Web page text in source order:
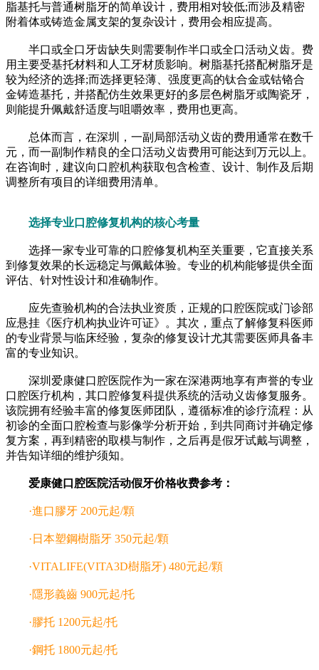
脂基托与普通树脂牙的简单设计，费用相对较低;而涉及精密
附着体或铸造金属支架的复杂设计，费用会相应提高。
半口或全口牙齿缺失则需要制作半口或全口活动义齿。费
用主要受基托材料和人工牙材质影响。树脂基托搭配树脂牙是
较为经济的选择;而选择更轻薄、强度更高的钛合金或钴铬合
金铸造基托，并搭配仿生效果更好的多层色树脂牙或陶瓷牙，
则能提升佩戴舒适度与咀嚼效率，费用也更高。
总体而言，在深圳，一副局部活动义齿的费用通常在数千
元，而一副制作精良的全口活动义齿费用可能达到万元以上。
在咨询时，建议向口腔机构获取包含检查、设计、制作及后期
调整所有项目的详细费用清单。
选择专业口腔修复机构的核心考量
选择一家专业可靠的口腔修复机构至关重要，它直接关系
到修复效果的长远稳定与佩戴体验。专业的机构能够提供全面
评估、针对性设计和准确制作。
应先查验机构的合法执业资质，正规的口腔医院或门诊部
应悬挂《医疗机构执业许可证》。其次，重点了解修复科医师
的专业背景与临床经验，复杂的修复设计尤其需要医师具备丰
富的专业知识。
深圳爱康健口腔医院作为一家在深港两地享有声誉的专业
口腔医疗机构，其口腔修复科提供系统的活动义齿修复服务。
该院拥有经验丰富的修复医师团队，遵循标准的诊疗流程：从
初诊的全面口腔检查与影像学分析开始，到共同商讨并确定修
复方案，再到精密的取模与制作，之后再是假牙试戴与调整，
并告知详细的维护须知。
爱康健口腔医院活动假牙价格收费参考：
·進口膠牙 200元起/顆
·日本塑鋼樹脂牙 350元起/顆
·VITALIFE(VITA3D樹脂牙) 480元起/顆
·隱形義齒 900元起/托
·膠托 1200元起/托
·鋼托 1800元起/托